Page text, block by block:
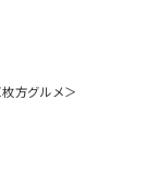
方グルメ＞